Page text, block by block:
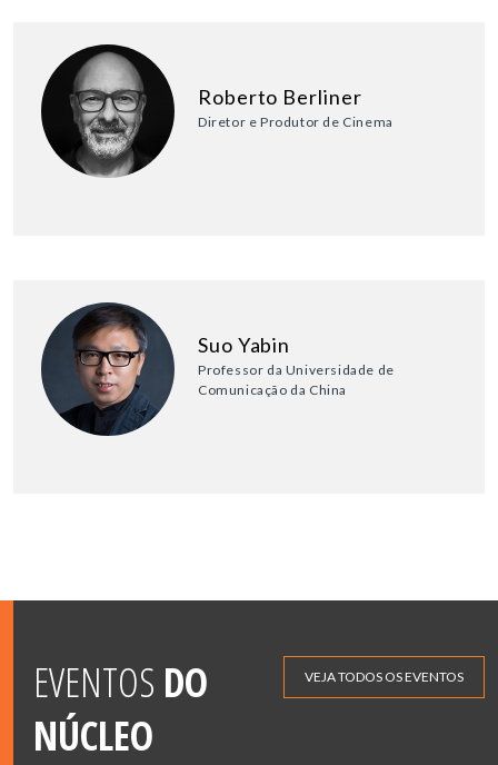
Roberto Berliner
Diretor e Produtor de Cinema
Suo Yabin
Professor da Universidade de
Comunicação da China
EVENTOS DO
NÚCLEO
VEJA TODOS OS EVENTOS